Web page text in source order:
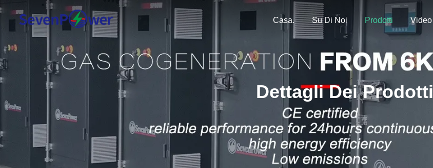
Casa. Su Di Noi Prodotti Video
Dettagli Dei Prodotti